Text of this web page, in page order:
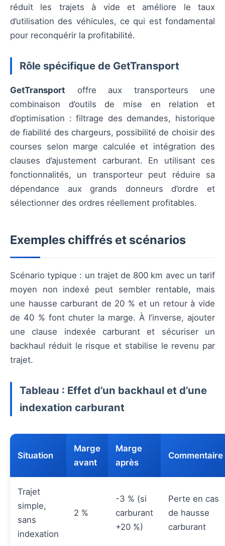
réduit les trajets à vide et améliore le taux
d’utilisation des véhicules, ce qui est fondamental
pour reconquérir la profitabilité.
Rôle spécifique de GetTransport
GetTransport offre aux transporteurs une
combinaison d’outils de mise en relation et
d’optimisation : filtrage des demandes, historique
de fiabilité des chargeurs, possibilité de choisir des
courses selon marge calculée et intégration des
clauses d’ajustement carburant. En utilisant ces
fonctionnalités, un transporteur peut réduire sa
dépendance aux grands donneurs d’ordre et
sélectionner des ordres réellement profitables.
Exemples chiffrés et scénarios
Scénario typique : un trajet de 800 km avec un tarif
moyen non indexé peut sembler rentable, mais
une hausse carburant de 20 % et un retour à vide
de 40 % font chuter la marge. À l’inverse, ajouter
une clause indexée carburant et sécuriser un
backhaul réduit le risque et stabilise le revenu par
trajet.
Tableau : Effet d’un backhaul et d’une
indexation carburant
Situation
Marge
avant
Marge
après
Commentaire
Trajet
simple,
sans
indexation
2 %
-3 % (si
carburant
+20 %)
Perte en cas
de hausse
carburant